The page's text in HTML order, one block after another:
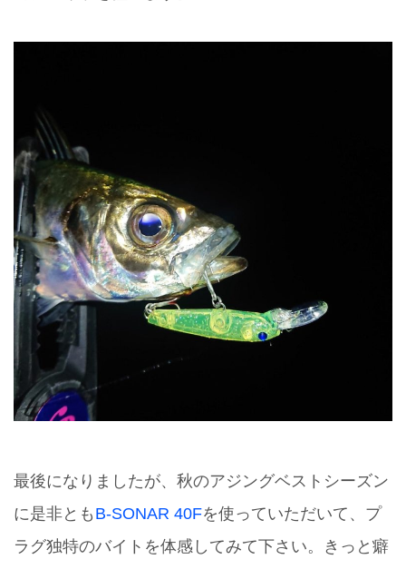
最後になりましたが、秋のアジングベストシーズン
に是非とも B-SONAR 40Fを使っていただいて、プ
ラグ独特のバイトを体感してみて下さい。きっと癖